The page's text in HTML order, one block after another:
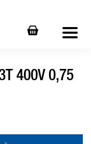
400V 0,75